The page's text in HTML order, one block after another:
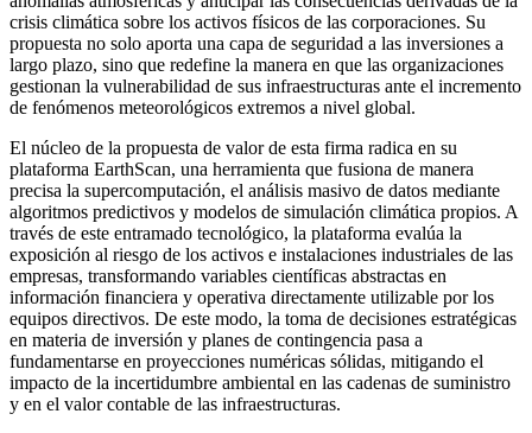
crisis climática sobre los activos físicos de las corporaciones. Su
propuesta no solo aporta una capa de seguridad a las inversiones a
largo plazo, sino que redefine la manera en que las organizaciones
gestionan la vulnerabilidad de sus infraestructuras ante el incremento
de fenómenos meteorológicos extremos a nivel global.
El núcleo de la propuesta de valor de esta firma radica en su
plataforma EarthScan, una herramienta que fusiona de manera
precisa la supercomputación, el análisis masivo de datos mediante
algoritmos predictivos y modelos de simulación climática propios. A
través de este entramado tecnológico, la plataforma evalúa la
exposición al riesgo de los activos e instalaciones industriales de las
empresas, transformando variables científicas abstractas en
información financiera y operativa directamente utilizable por los
equipos directivos. De este modo, la toma de decisiones estratégicas
en materia de inversión y planes de contingencia pasa a
fundamentarse en proyecciones numéricas sólidas, mitigando el
impacto de la incertidumbre ambiental en las cadenas de suministro
y en el valor contable de las infraestructuras.